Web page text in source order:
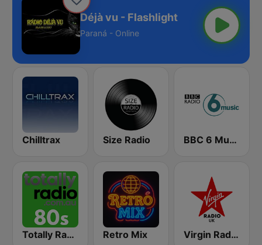
Déjà vu - Flashlight
Paraná - Online
Chilltrax Size Radio BBC 6 Music
Totally Radio 80s Retro Mix Virgin Radio UK